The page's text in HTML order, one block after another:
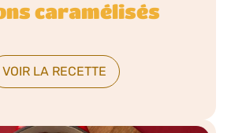
caramélisés
VOIR LA RECETTE